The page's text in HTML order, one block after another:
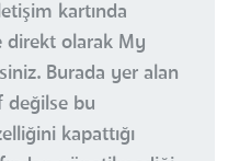
kartında
direkt olarak My
Burada yer alan
değilse bu
kapattığı